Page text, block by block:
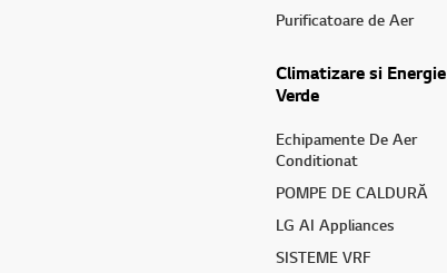
Purificatoare de Aer
Climatizare si Energie
Verde
Echipamente De Aer
Conditionat
POMPE DE CALDURĂ
LG AI Appliances
SISTEME VRF